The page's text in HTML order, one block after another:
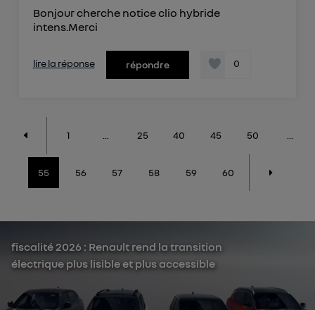
Bonjour cherche notice clio hybride
intens.Merci
lire la réponse répondre 0
1 ... 25 40 45 50 ...
55 56 57 58 59 60
fiscalité 2026 : Renault rend la transition
électrique plus lisible et plus accessible